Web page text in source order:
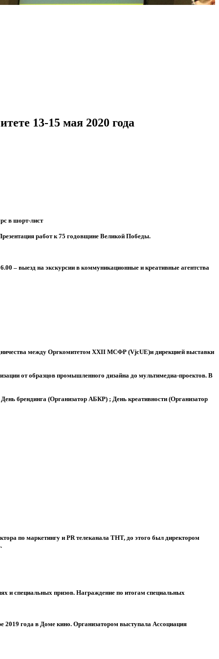
13-15 мая 2020 года
в шорт-лист
работ к 75 годовщине Великой Победы.
– выезд на экскурсии в коммуникационные и креативные агентства
между Оргкомитетом ХХII МСФР (VjcUE)и дирекцией выставки
от образцов промышленного дизайна до мультимедиа-проектов. В
брендинга (Организатор АБКР) ; День креативности (Организатор
по маркетингу и PR телеканала ТНТ, до этого был директором
и специальных призов. Награждение по итогам специальных
2019 года в Доме кино. Организатором выступала Ассоциация